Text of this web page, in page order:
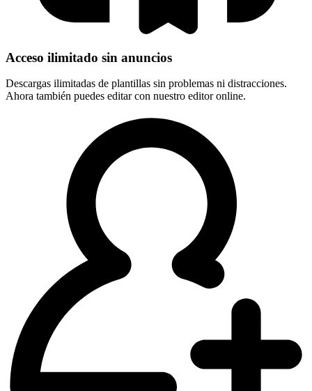
Acceso ilimitado sin anuncios
Descargas ilimitadas de plantillas sin problemas ni distracciones.
Ahora también puedes editar con nuestro editor online.